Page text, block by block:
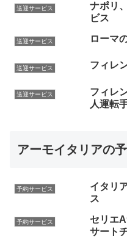
送迎サービス
ナポリ
ビス
送迎サービス ローマ
送迎サービス フィレ
送迎サービス
フィレ
人運転手
アーモイタリアの
予約サービス
イタリ
ス
予約サービス
セリエ
サート